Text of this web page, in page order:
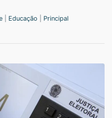
Educação Principal